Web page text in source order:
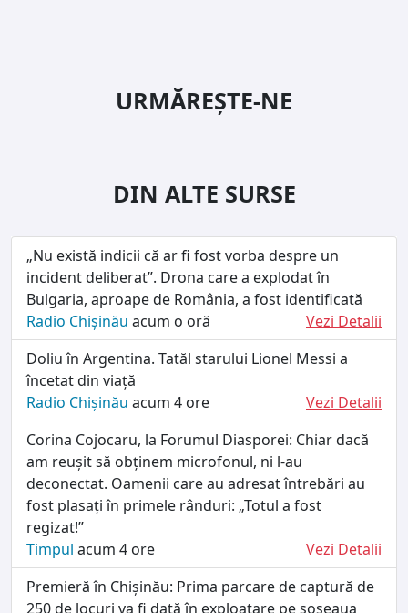
URMĂREȘTE-NE
DIN ALTE SURSE
„Nu există indicii că ar fi fost vorba despre un
incident deliberat”. Drona care a explodat în
Bulgaria, aproape de România, a fost identificată
Radio Chișinău acum o oră
Vezi Detalii
Doliu în Argentina. Tatăl starului Lionel Messi a
încetat din viață
Radio Chișinău acum 4 ore
Vezi Detalii
Corina Cojocaru, la Forumul Diasporei: Chiar dacă
am reușit să obținem microfonul, ni l-au
deconectat. Oamenii care au adresat întrebări au
fost plasați în primele rânduri: „Totul a fost
regizat!”
Timpul acum 4 ore
Vezi Detalii
Premieră în Chișinău: Prima parcare de captură de
250 de locuri va fi dată în exploatare pe șoseaua